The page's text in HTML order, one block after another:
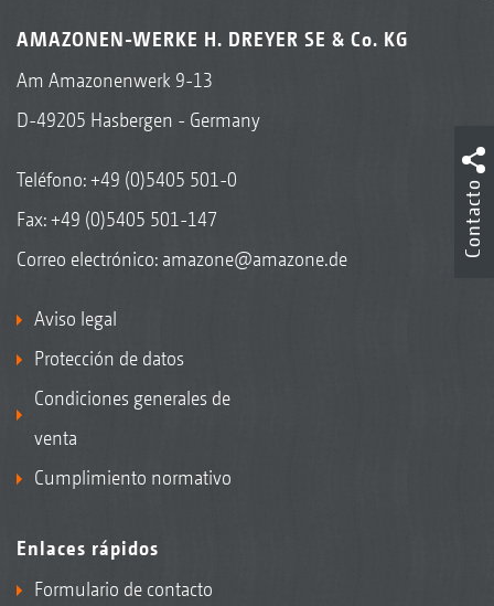
AMAZONEN-WERKE H. DREYER SE & Co. KG
Am Amazonenwerk 9-13
D-49205 Hasbergen - Germany
Teléfono:+49 (0)5405 501-0
Fax: +49 (0)5405 501-147
Correo electrónico: amazone@amazone.de
Aviso legal
Protección de datos
Condiciones generales de
venta
Cumplimiento normativo
Enlaces rápidos
Formulario de contacto
Contacto